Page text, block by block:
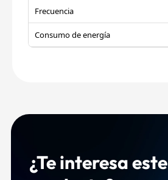
Frecuencia
Consumo de energía
¿Te interesa este